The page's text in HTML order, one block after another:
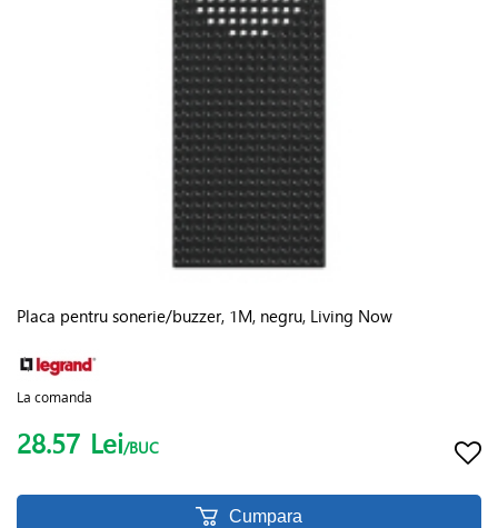
Placa pentru sonerie/buzzer, 1M, negru, Living Now
La comanda
28.57 Lei/BUC
Cumpara